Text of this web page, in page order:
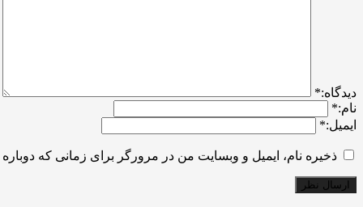
ديدگاه:*
نام:*
ایمیل:*
ذخیره نام، ایمیل و وبسایت من در مرورگر برای زمانی که